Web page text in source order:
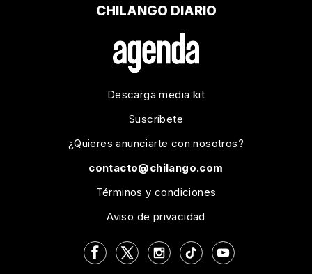
CHILANGO DIARIO
Descarga media kit
Suscríbete
¿Quieres anunciarte con nosotros?
contacto@chilango.com
Términos y condiciones
Aviso de privacidad